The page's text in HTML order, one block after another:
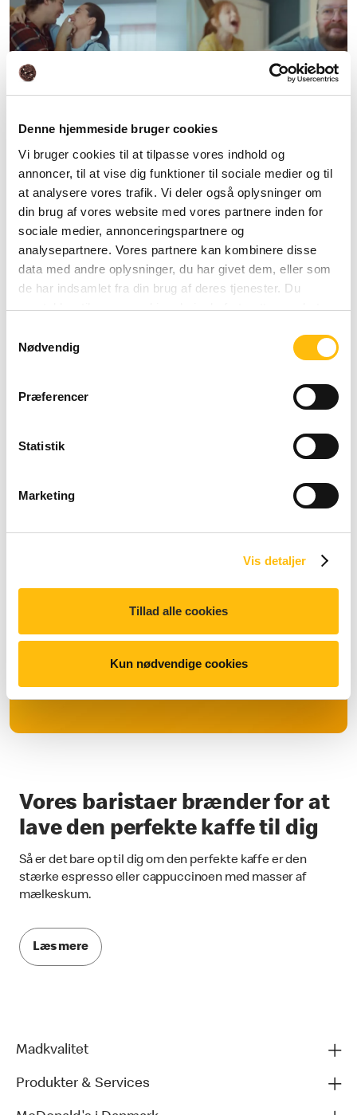
Denne hjemmeside bruger cookies
Vi bruger cookies til at tilpasse vores indhold og
annoncer, til at vise dig funktioner til sociale medier og til
at analysere vores trafik. Vi deler også oplysninger om
din brug af vores website med vores partnere inden for
sociale medier, annonceringspartnere og
analysepartnere. Vores partnere kan kombinere disse
data med andre oplysninger, du har givet dem, eller som
de har indsamlet fra din brug af deres tjenester. Du
samtykker til vores cookies, hvis du fortsætter med at
Nødvendig
Præferencer
Statistik
Marketing
Vis detaljer
Tillad alle cookies
Kun nødvendige cookies
Er du til levering? Prøv
McDelivery
leveret, bringer vi ud i samarbejde med Wolt fra udvalgte
restauranter.
Prøv McDelivery
Vores baristaer brænder for at
lave den perfekte kaffe til dig
Så er det bare op til dig om den perfekte kaffe er den
stærke espresso eller cappuccinoen med masser af
mælkeskum.
Læs mere
Madkvalitet
Produkter & Services